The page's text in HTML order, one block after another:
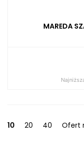
MAREDA
10 20 40 Ofert